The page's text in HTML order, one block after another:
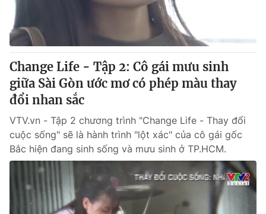
Change Life - Tập 2: Cô gái mưu sinh
giữa Sài Gòn ước mơ có phép màu thay
đổi nhan sắc
VTV.vn - Tập 2 chương trình "Change Life - Thay đổi
cuộc sống" sẽ là hành trình "lột xác" của cô gái gốc
Bắc hiện đang sinh sống và mưu sinh ở TP.HCM.